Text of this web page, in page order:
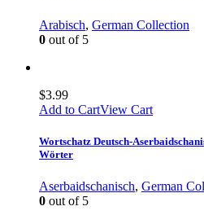
Arabisch, German Collection
0 out of 5
$3.99
Add to CartView Cart
Wortschatz Deutsch-
Wörter
Aserbaidschanisch, German
0 out of 5